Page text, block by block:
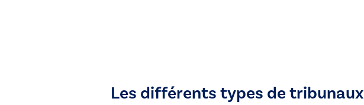
Les différents types de tribunaux